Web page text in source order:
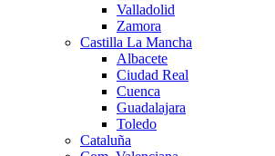
Valladolid
Zamora
Castilla La Mancha
Albacete
Ciudad Real
Cuenca
Guadalajara
Toledo
Cataluña